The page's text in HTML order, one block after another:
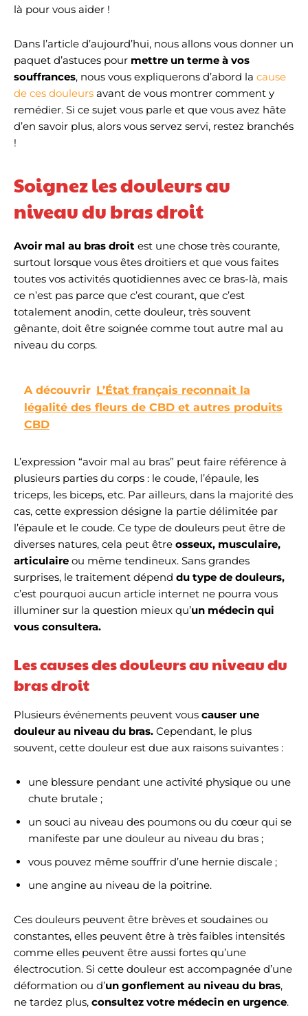
là pour vous aider !
Dans l’article d’aujourd’hui, nous allons vous donner un
paquet d’astuces pour mettre un terme à vos
souffrances, nous vous expliquerons d’abord la cause
de ces douleurs avant de vous montrer comment y
remédier. Si ce sujet vous parle et que vous avez hâte
d’en savoir plus, alors vous servez servi, restez branchés
!
Soignez les douleurs au
niveau du bras droit
Avoir mal au bras droit est une chose très courante,
surtout lorsque vous êtes droitiers et que vous faites
toutes vos activités quotidiennes avec ce bras-là, mais
ce n’est pas parce que c’est courant, que c’est
totalement anodin, cette douleur, très souvent
gênante, doit être soignée comme tout autre mal au
niveau du corps.
A découvrir L’État français reconnait la
légalité des fleurs de CBD et autres produits
CBD
L’expression “avoir mal au bras” peut faire référence à
plusieurs parties du corps : le coude, l’épaule, les
triceps, les biceps, etc. Par ailleurs, dans la majorité des
cas, cette expression désigne la partie délimitée par
l’épaule et le coude. Ce type de douleurs peut être de
diverses natures, cela peut être osseux, musculaire,
articulaire ou même tendineux. Sans grandes
surprises, le traitement dépend du type de douleurs,
c’est pourquoi aucun article internet ne pourra vous
illuminer sur la question mieux qu’un médecin qui
vous consultera.
Les causes des douleurs au niveau du
bras droit
Plusieurs événements peuvent vous causer une
douleur au niveau du bras. Cependant, le plus
souvent, cette douleur est due aux raisons suivantes :
une blessure pendant une activité physique ou une
chute brutale ;
un souci au niveau des poumons ou du cœur qui se
manifeste par une douleur au niveau du bras ;
vous pouvez même souffrir d’une hernie discale ;
une angine au niveau de la poitrine.
Ces douleurs peuvent être brèves et soudaines ou
constantes, elles peuvent être à très faibles intensités
comme elles peuvent être aussi fortes qu’une
électrocution. Si cette douleur est accompagnée d’une
déformation ou d’un gonflement au niveau du bras,
ne tardez plus, consultez votre médecin en urgence.